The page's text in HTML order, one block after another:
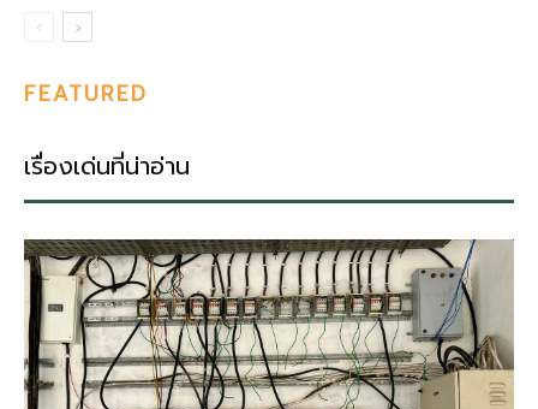
FEATURED
เรื่องเด่นที่น่าอ่าน